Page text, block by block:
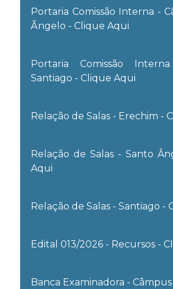
Portaria Comissão Interna -
Ãngelo - Clique Aqui
Portaria Comissão
Santiago - Clique Aqui
Relação de Salas - Erechim -
Relação de Salas - Santo
Aqui
Relação de Salas - Santiago -
Edital 013/2026 - Recursos -
Banca Examinadora -